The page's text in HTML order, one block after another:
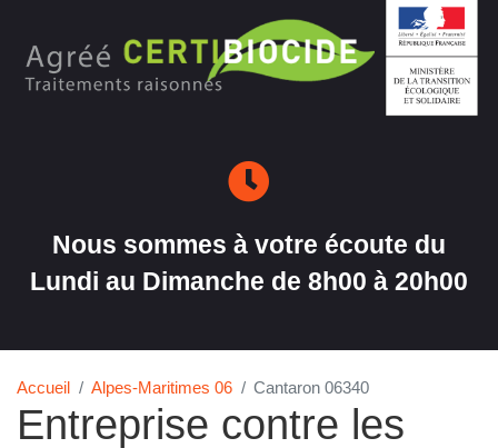
Nous sommes à votre écoute du
Lundi au Dimanche de 8h00 à 20h00
Accueil Alpes-Maritimes 06 Cantaron 06340
Entreprise contre les